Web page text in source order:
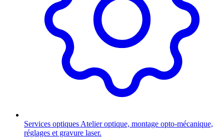
Services optiques Atelier optique, montage opto-mécanique,
réglages et gravure laser.